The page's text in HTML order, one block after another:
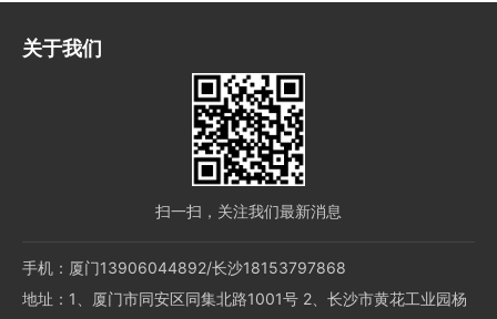
关于我们
扫一扫，关注我们最新消息
手机：厦门13906044892/长沙18153797868
地址：1、厦门市同安区同集北路1001号 2、长沙市黄花工业园杨